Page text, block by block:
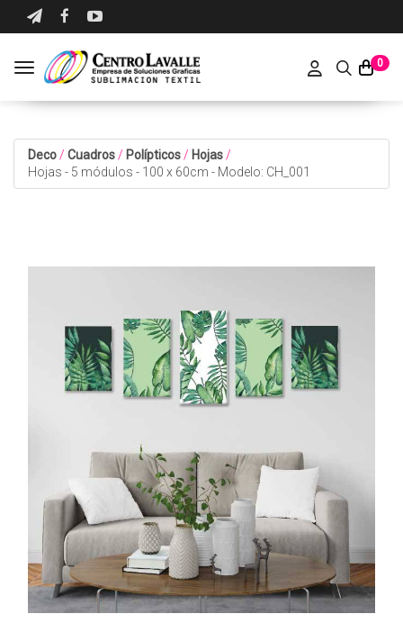
0
Toggle navigation
Deco / Cuadros / Polípticos / Hojas /
Hojas - 5 módulos - 100 x 60cm - Modelo: CH_001